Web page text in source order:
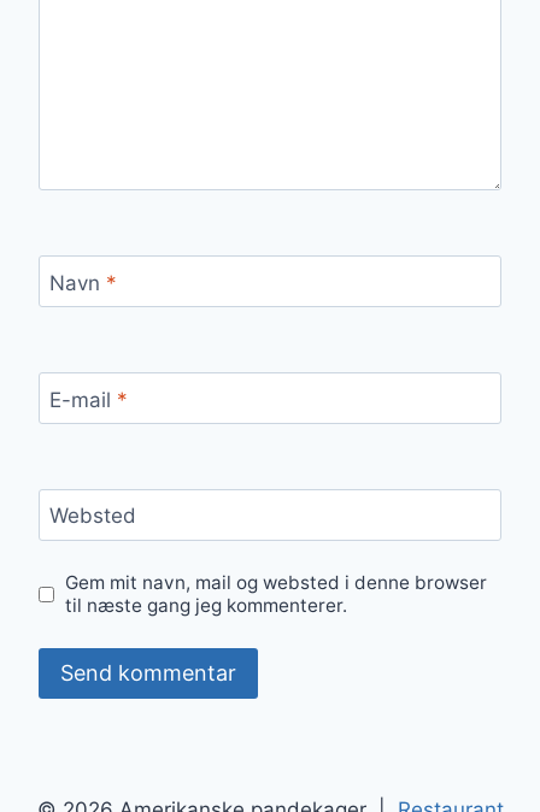
Navn *
E-mail *
Websted
Gem mit navn, mail og websted i denne browser
til næste gang jeg kommenterer.